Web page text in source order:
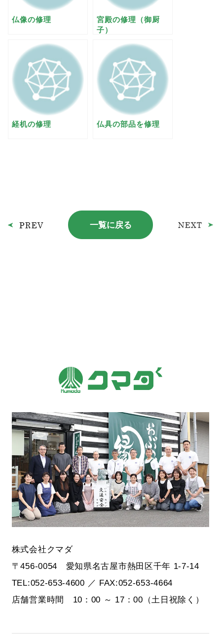
仏像の修理
宮殿の修理（御厨
子）
経机の修理 仏具の部品を修理
一覧に戻る
株式会社クマダ
〒456-0054 愛知県名古屋市熱田区千年 1-7-14
TEL:052-653-4600 ／ FAX:052-653-4664
店舗営業時間 10：00 ～ 17：00（土日祝除く）